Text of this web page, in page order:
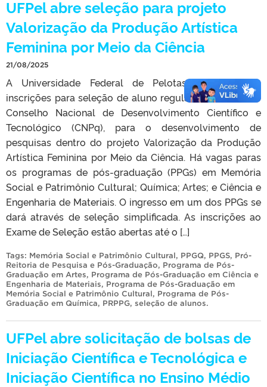
UFPel abre seleção para projeto
Valorização da Produção Artística
Feminina por Meio da Ciência
21/08/2025
A Universidade Federal de Pelotas (UFPel) abriu
inscrições para seleção de aluno regular, com bolsa do
Conselho Nacional de Desenvolvimento Científico e
Tecnológico (CNPq), para o desenvolvimento de
pesquisas dentro do projeto Valorização da Produção
Artística Feminina por Meio da Ciência. Há vagas paras
os programas de pós-graduação (PPGs) em Memória
Social e Patrimônio Cultural; Química; Artes; e Ciência e
Engenharia de Materiais. O ingresso em um dos PPGs se
dará através de seleção simplificada. As inscrições ao
Exame de Seleção estão abertas até o […]
Tags: Memória Social e Patrimônio Cultural, PPGQ, PPGS, Pró-
Reitoria de Pesquisa e Pós-Graduação, Programa de Pós-
Graduação em Artes, Programa de Pós-Graduação em Ciência e
Engenharia de Materiais, Programa de Pós-Graduação em
Memória Social e Patrimônio Cultural, Programa de Pós-
Graduação em Química, PRPPG, seleção de alunos.
UFPel abre solicitação de bolsas de
Iniciação Científica e Tecnológica e
Iniciação Científica no Ensino Médio